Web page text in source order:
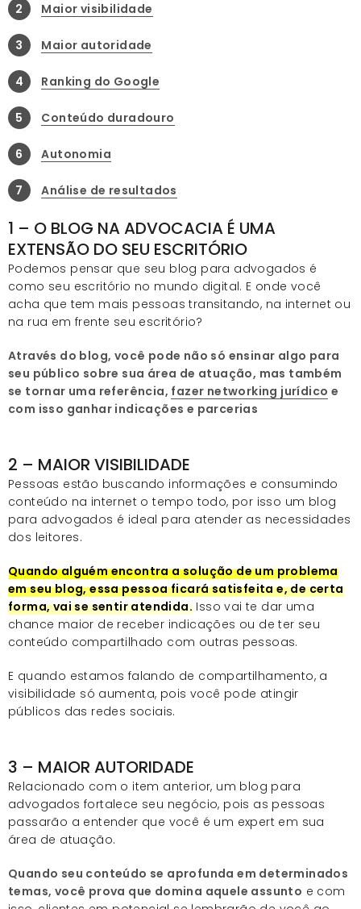
2 Maior visibilidade
3 Maior autoridade
4 Ranking do Google
5 Conteúdo duradouro
6 Autonomia
7 Análise de resultados
1 – O BLOG NA ADVOCACIA É UMA
EXTENSÃO DO SEU ESCRITÓRIO
Podemos pensar que seu blog para advogados é
como seu escritório no mundo digital. E onde você
acha que tem mais pessoas transitando, na internet ou
na rua em frente seu escritório?
Através do blog, você pode não só ensinar algo para
seu público sobre sua área de atuação, mas também
se tornar uma referência, fazer networking jurídico e
com isso ganhar indicações e parcerias
2 – MAIOR VISIBILIDADE
Pessoas estão buscando informações e consumindo
conteúdo na internet o tempo todo, por isso um blog
para advogados é ideal para atender as necessidades
dos leitores.
Quando alguém encontra a solução de um problema
em seu blog, essa pessoa ficará satisfeita e, de certa
forma, vai se sentir atendida. Isso vai te dar uma
chance maior de receber indicações ou de ter seu
conteúdo compartilhado com outras pessoas.
E quando estamos falando de compartilhamento, a
visibilidade só aumenta, pois você pode atingir
públicos das redes sociais.
3 – MAIOR AUTORIDADE
Relacionado com o item anterior, um blog para
advogados fortalece seu negócio, pois as pessoas
passarão a entender que você é um expert em sua
área de atuação.
Quando seu conteúdo se aprofunda em determinados
temas, você prova que domina aquele assunto e com